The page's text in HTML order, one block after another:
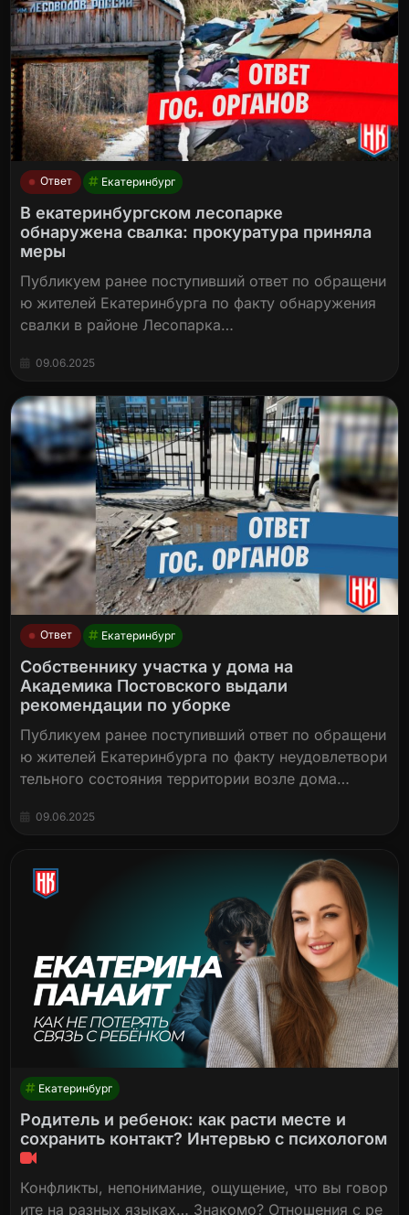
Ответ Екатеринбург
В екатеринбургском лесопарке
обнаружена свалка: прокуратура приняла
меры
Публикуем ранее поступивший ответ по обращени
ю жителей Екатеринбурга по факту обнаружения
свалки в районе Лесопарка…
09.06.2025
Ответ Екатеринбург
Собственнику участка у дома на
Академика Постовского выдали
рекомендации по уборке
Публикуем ранее поступивший ответ по обращени
ю жителей Екатеринбурга по факту неудовлетвори
тельного состояния территории возле дома…
09.06.2025
Екатеринбург
Родитель и ребенок: как расти месте и
сохранить контакт? Интервью с психологом
Конфликты, непонимание, ощущение, что вы говор
ите на разных языках… Знакомо? Отношения с ре